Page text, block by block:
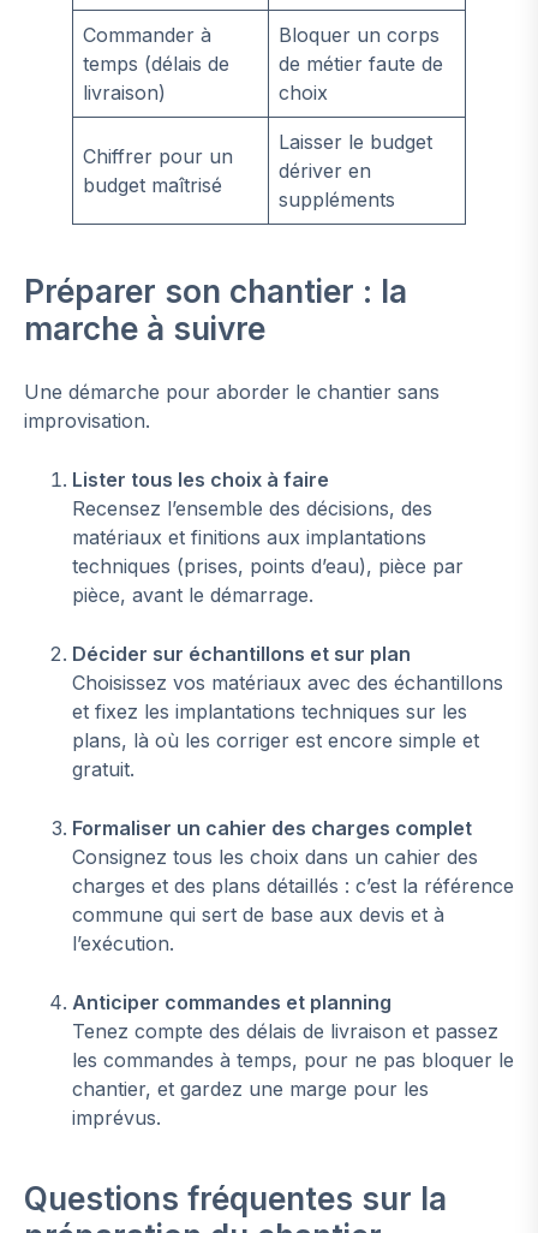
Commander à
temps (délais de
livraison)
Bloquer un corps
de métier faute de
choix
Chiffrer pour un
budget maîtrisé
Laisser le budget
dériver en
suppléments
Préparer son chantier : la
marche à suivre
Une démarche pour aborder le chantier sans
improvisation.
Lister tous les choix à faire
Recensez l’ensemble des décisions, des
matériaux et finitions aux implantations
techniques (prises, points d’eau), pièce par
pièce, avant le démarrage.
Décider sur échantillons et sur plan
Choisissez vos matériaux avec des échantillons
et fixez les implantations techniques sur les
plans, là où les corriger est encore simple et
gratuit.
Formaliser un cahier des charges complet
Consignez tous les choix dans un cahier des
charges et des plans détaillés : c’est la référence
commune qui sert de base aux devis et à
l’exécution.
Anticiper commandes et planning
Tenez compte des délais de livraison et passez
les commandes à temps, pour ne pas bloquer le
chantier, et gardez une marge pour les
imprévus.
Questions fréquentes sur la